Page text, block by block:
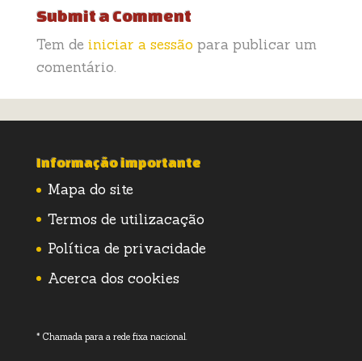
Submit a Comment
Tem de iniciar a sessão para publicar um
comentário.
Informação importante
Mapa do site
Termos de utilizacação
Política de privacidade
Acerca dos cookies
* Chamada para a rede fixa nacional.